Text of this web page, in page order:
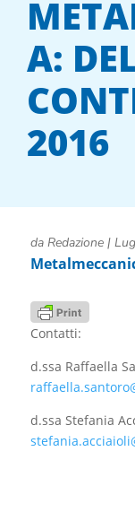
A:
2016
da Redazione|
Contatti:
d.ssa Raffaella
d.ssa Stefania